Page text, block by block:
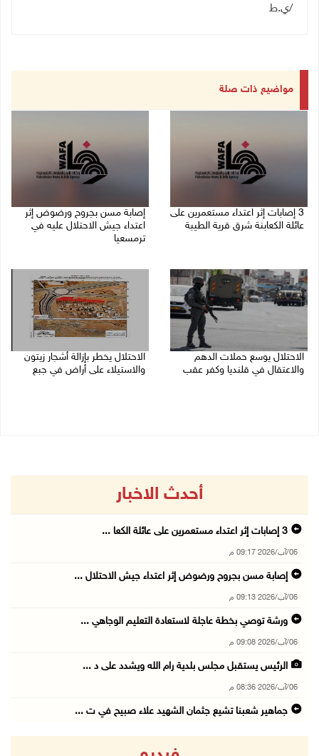
/ي.ط
مواضيع ذات صلة
‏3 إصابات إثر اعتداء مستعمرين على
عائلة الكعابنة شرق قرية الطيبة
إصابة مسن بجروح ورضوض إثر
اعتداء جيش الاحتلال عليه في
ترمسعيا
الاحتلال يوسع حملات الدهم
والاعتقال في قلنديا وكفر عقب
الاحتلال يخطر بإزالة أشجار زيتون
والاستيلاء على أراض في جبع
أحدث الاخبار
06/آب/2026 09:17 م
إصابة مسن بجروح ورضوض إثر اعتداء جيش الاحتلال ...
06/آب/2026 09:13 م
ورشة توصي بخطة عاجلة لاستعادة التعليم الوجاهي ...
06/آب/2026 09:08 م
الرئيس يستقبل مجلس بلدية رام الله ويشدد على د ...
06/آب/2026 08:36 م
جماهير شعبنا تشيع جثمان الشهيد علاء صبيح في ت ...